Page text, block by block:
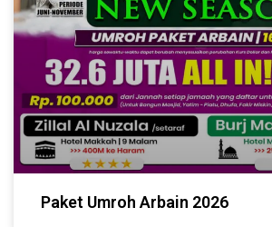
Paket Umroh Arbain 2026